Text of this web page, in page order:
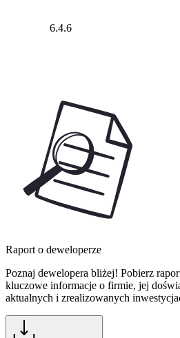
6.4.6
Raport o deweloperze
Poznaj dewelopera bliżej! Pobierz
kluczowe informacje o firmie, jej
aktualnych i zrealizowanych